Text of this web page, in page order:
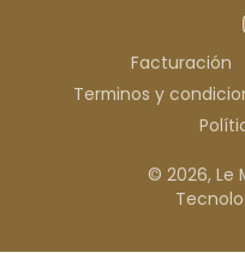
Facturación
Terminos y
© 2026, Le